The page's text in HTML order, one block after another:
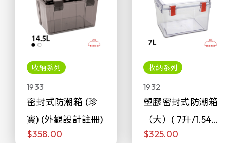
收納系列
1933
密封式防潮箱 (珍
寶) (外觀設計註冊)
$358.00
收納系列
1932
塑膠密封式防潮箱
（大）( 7升/1.54加
侖)
$325.00